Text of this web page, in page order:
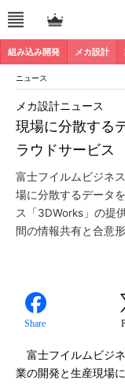
組み込み開発 メカ設計
ニュース
現場に分散する
ラウドサービス
メカ設計ニュース
富士フイルムビジネ
場に分散するデータ
ス「3DWorks」の提
間の情報共有と合意
Share
富士フイルムビジ
業の開発と生産現場